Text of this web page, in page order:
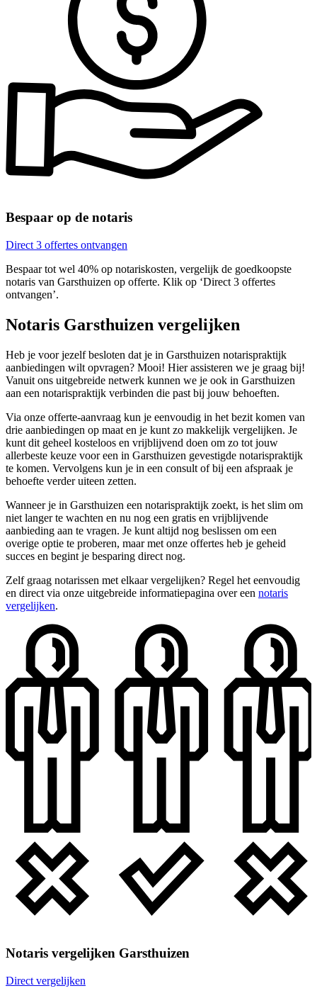
Bespaar op de notaris
Direct 3 offertes ontvangen
Bespaar tot wel 40% op notariskosten, vergelijk de goedkoopste
notaris van Garsthuizen op offerte. Klik op ‘Direct 3 offertes
ontvangen’.
Notaris Garsthuizen vergelijken
Heb je voor jezelf besloten dat je in Garsthuizen notarispraktijk
aanbiedingen wilt opvragen? Mooi! Hier assisteren we je graag bij!
Vanuit ons uitgebreide netwerk kunnen we je ook in Garsthuizen
aan een notarispraktijk verbinden die past bij jouw behoeften.
Via onze offerte-aanvraag kun je eenvoudig in het bezit komen van
drie aanbiedingen op maat en je kunt zo makkelijk vergelijken. Je
kunt dit geheel kosteloos en vrijblijvend doen om zo tot jouw
allerbeste keuze voor een in Garsthuizen gevestigde notarispraktijk
te komen. Vervolgens kun je in een consult of bij een afspraak je
behoefte verder uiteen zetten.
Wanneer je in Garsthuizen een notarispraktijk zoekt, is het slim om
niet langer te wachten en nu nog een gratis en vrijblijvende
aanbieding aan te vragen. Je kunt altijd nog beslissen om een
overige optie te proberen, maar met onze offertes heb je geheid
succes en begint je besparing direct nog.
Zelf graag notarissen met elkaar vergelijken? Regel het eenvoudig
en direct via onze uitgebreide informatiepagina over een notaris
vergelijken.
Notaris vergelijken Garsthuizen
Direct vergelijken